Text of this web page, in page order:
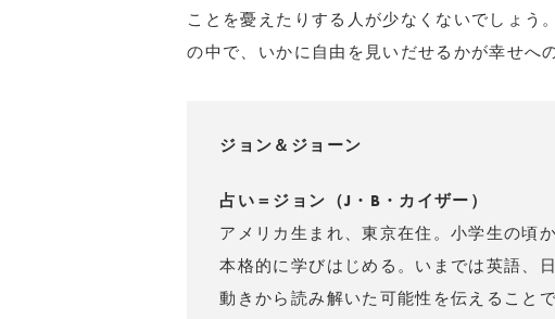
ことを憂えたりする人が少なくないでしょう
の中で、いかに自由を見いだせるかが幸せへ
ジョン＆ジョーン
占い＝ジョン（J・B・カイザー）
アメリカ生まれ、東京在住。小学生の頃
本格的に学びはじめる。いまでは英語、
動きから読み解いた可能性を伝えること